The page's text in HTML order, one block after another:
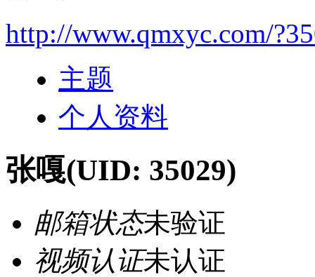
http://www.qmxyc.com/
主题
个人资料
张嘎(UID: 35029)
邮箱状态未验证
视频认证未认证